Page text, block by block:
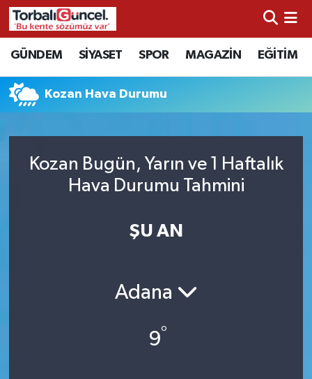
GÜNDEM SİYASET SPOR MAGAZİN EĞİTİM
Kozan Hava Durumu
Kozan Bugün, Yarın ve 1 Haftalık
Hava Durumu Tahmini
ŞU AN
Adana
9°
İzmir Nöbetçi Eczaneler
İzmir Hava Durumu
İzmir Trafik Yoğunluk Haritası
Süper Lig Puan Durumu ve Fikstür